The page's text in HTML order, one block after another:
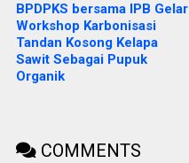
BPDPKS bersama IPB Gelar
Workshop Karbonisasi
Tandan Kosong Kelapa
Sawit Sebagai Pupuk
Organik
COMMENTS